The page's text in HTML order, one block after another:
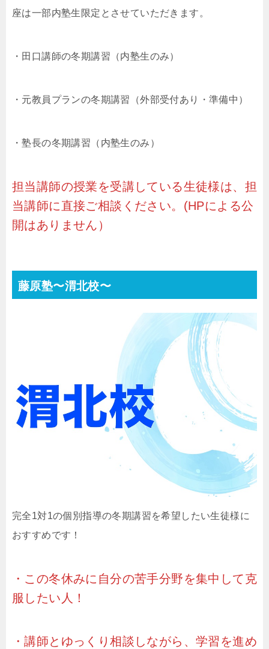
座は一部内塾生限定とさせていただきます。
・田口講師の冬期講習（内塾生のみ）
・元教員プランの冬期講習（外部受付あり・準備中）
・塾長の冬期講習（内塾生のみ）
担当講師の授業を受講している生徒様は、担
当講師に直接ご相談ください。(HPによる公
開はありません）
藤原塾〜渭北校〜
完全1対1の個別指導の冬期講習を希望したい生徒様に
おすすめです！
・この冬休みに自分の苦手分野を集中して克
服したい人！
・講師とゆっくり相談しながら、学習を進め